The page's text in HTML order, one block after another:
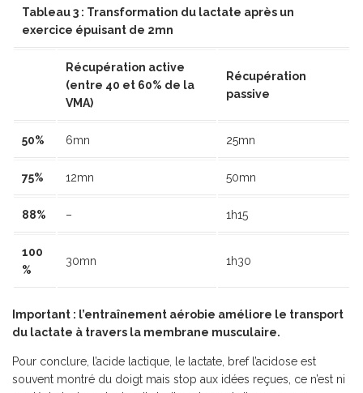
Tableau 3 : Transformation du lactate après un
exercice épuisant de 2mn
Récupération active
(entre 40 et 60% de la
VMA)
Récupération
passive
50% 6mn 25mn
75% 12mn 50mn
88% – 1h15
100
%
30mn 1h30
Important : l’entraînement aérobie améliore le transport
du lactate à travers la membrane musculaire.
Pour conclure, l’acide lactique, le lactate, bref l’acidose est
souvent montré du doigt mais stop aux idées reçues, ce n’est ni